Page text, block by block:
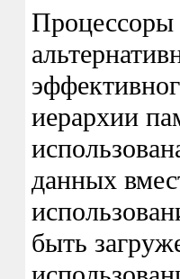
Процессоры
иерархии
данных
быть